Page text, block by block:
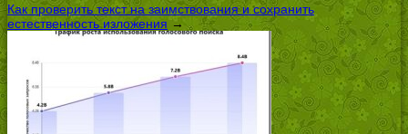
Как проверить текст на заимствования и сохранить
естественность изложения →